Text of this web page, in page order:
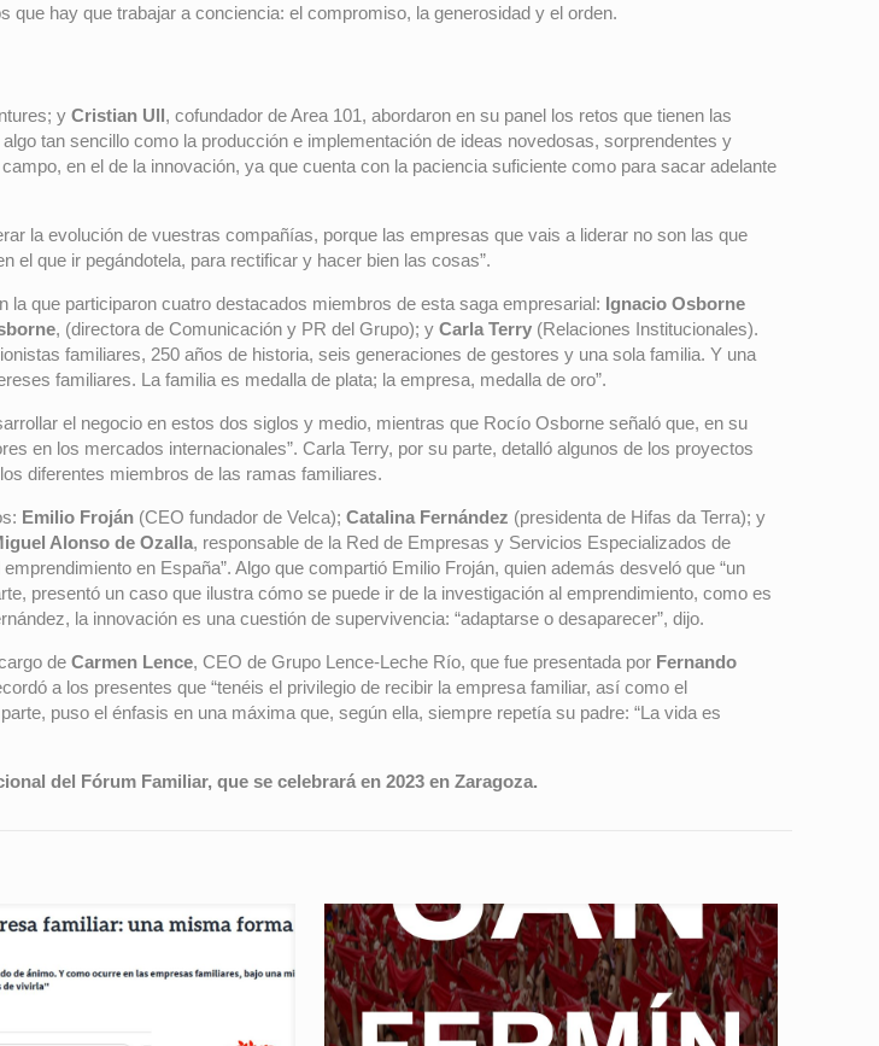
hay que trabajar a conciencia: el compromiso, la generosidad y el orden.
y Cristian Ull, cofundador de Area 101, abordaron en su panel los retos que tienen las
tan sencillo como la producción e implementación de ideas novedosas, sorprendentes y
en el de la innovación, ya que cuenta con la paciencia suficiente como para sacar adelante
la evolución de vuestras compañías, porque las empresas que vais a liderar no son las que
el que ir pegándotela, para rectificar y hacer bien las cosas”.
la que participaron cuatro destacados miembros de esta saga empresarial: Ignacio Osborne
, (directora de Comunicación y PR del Grupo); y Carla Terry (Relaciones Institucionales).
familiares, 250 años de historia, seis generaciones de gestores y una sola familia. Y una
familiares. La familia es medalla de plata; la empresa, medalla de oro”.
el negocio en estos dos siglos y medio, mientras que Rocío Osborne señaló que, en su
en los mercados internacionales”. Carla Terry, por su parte, detalló algunos de los proyectos
diferentes miembros de las ramas familiares.
Emilio Froján (CEO fundador de Velca); Catalina Fernández (presidenta de Hifas da Terra); y
Alonso de Ozalla, responsable de la Red de Empresas y Servicios Especializados de
en España”. Algo que compartió Emilio Froján, quien además desveló que “un
presentó un caso que ilustra cómo se puede ir de la investigación al emprendimiento, como es
la innovación es una cuestión de supervivencia: “adaptarse o desaparecer”, dijo.
de Carmen Lence, CEO de Grupo Lence-Leche Río, que fue presentada por Fernando
a los presentes que “tenéis el privilegio de recibir la empresa familiar, así como el
puso el énfasis en una máxima que, según ella, siempre repetía su padre: “La vida es
del Fórum Familiar, que se celebrará en 2023 en Zaragoza.